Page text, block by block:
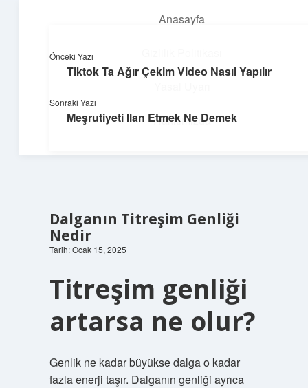
Anasayfa
Hakkımızda
Deniz Esintisi Hikayeler
Dalgalardan ilham alan neşeli bilgiler!
Dalganın Titreşim Genliği
Nedir
Tarih: Ocak 15, 2025
Titreşim genliği
artarsa ne olur?
Genlik ne kadar büyükse dalga o kadar
fazla enerji taşır. Dalganın genliği ayrıca
Önceki Yazı
Tiktok Ta Ağır Çekim Video Nasıl Yapılır
Sonraki Yazı
Meşrutiyeti Ilan Etmek Ne Demek